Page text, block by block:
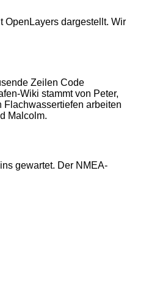
OpenLayers dargestellt. Wir
Zeilen Code
Wiki stammt von Peter,
Flachwassertiefen arbeiten
Malcolm.
gewartet. Der NMEA-